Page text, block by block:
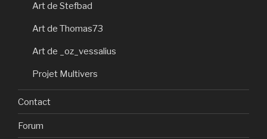
Art de Stefbad
Art de Thomas73
Art de _oz_vessalius
Projet Multivers
Contact
Forum